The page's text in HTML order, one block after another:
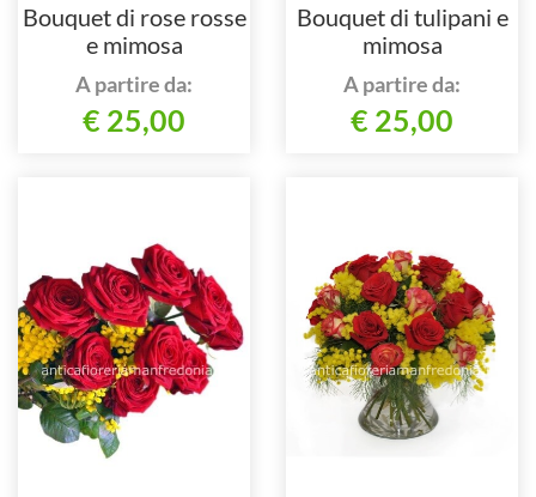
Bouquet di rose rosse
e mimosa
A partire da:
€ 25,00
Bouquet di tulipani e
mimosa
A partire da:
€ 25,00